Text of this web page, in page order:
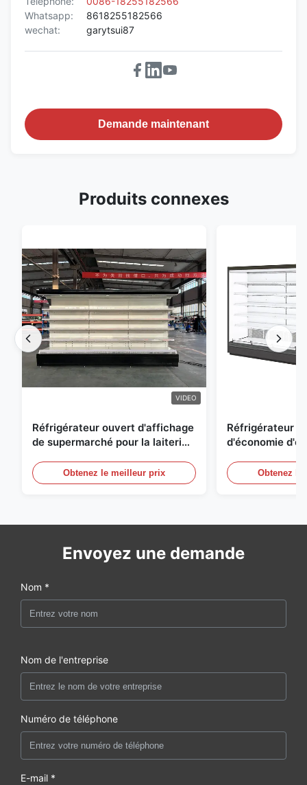
Whatsapp:
8618255182566
wechat:
garytsui87
Demande maintenant
Produits connexes
VIDEO
Réfrigérateur ouvert d'affichage
de supermarché pour la laiterie
LED
Obtenez le meilleur prix
Réfrigérateur
d'économie
Obtenez
Envoyez une demande
Nom *
Nom de l'entreprise
Numéro de téléphone
E-mail *